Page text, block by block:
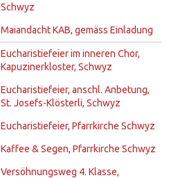
Schwyz
Maiandacht KAB, gemäss Einladung
Eucharistiefeier im inneren Chor,
Kapuzinerkloster, Schwyz
Eucharistiefeier, anschl. Anbetung,
St. Josefs-Klösterli, Schwyz
Eucharistiefeier, Pfarrkirche Schwyz
Kaffee & Segen, Pfarrkirche Schwyz
Versöhnungsweg 4. Klasse,